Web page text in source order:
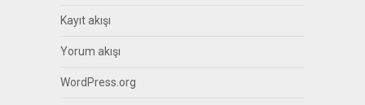
Kayıt akışı
Yorum akışı
WordPress.org